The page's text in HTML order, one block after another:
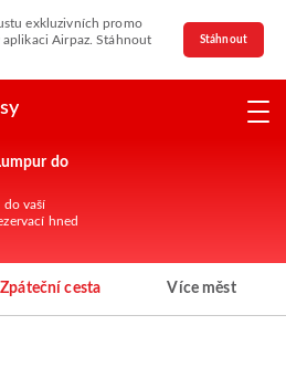
exkluzivních promo
aplikaci Airpaz. Stáhnout
Stáhnout
do
vaší
hned
Zpáteční cesta Více měst